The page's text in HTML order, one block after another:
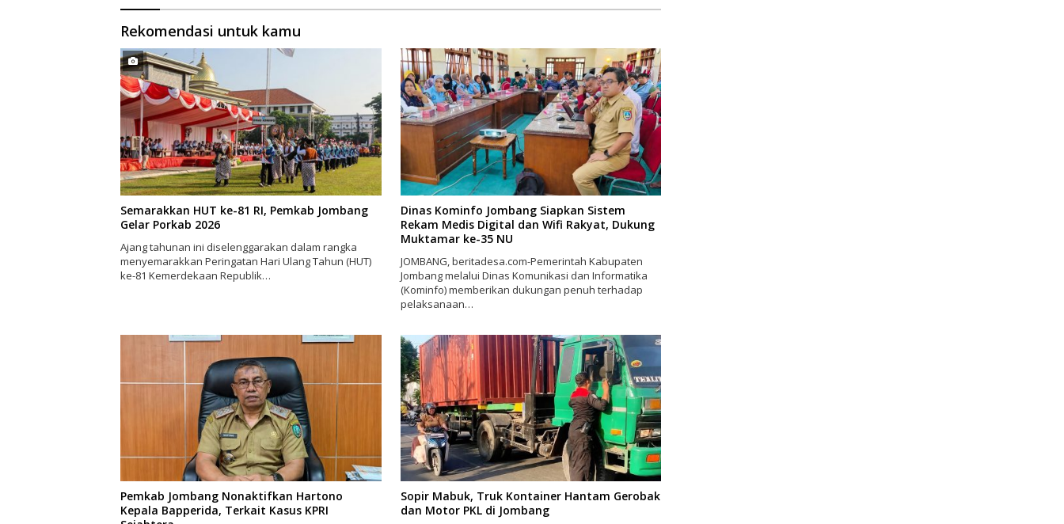
Rekomendasi untuk kamu
Semarakkan HUT ke-81 RI, Pemkab Jombang
Gelar Porkab 2026
Ajang tahunan ini diselenggarakan dalam rangka
menyemarakkan Peringatan Hari Ulang Tahun (HUT)
ke-81 Kemerdekaan Republik…
Dinas Kominfo Jombang Siapkan Sistem
Rekam Medis Digital dan Wifi Rakyat, Dukung
Muktamar ke-35 NU
JOMBANG, beritadesa.com-Pemerintah Kabupaten
Jombang melalui Dinas Komunikasi dan Informatika
(Kominfo) memberikan dukungan penuh terhadap
pelaksanaan…
Pemkab Jombang Nonaktifkan Hartono
Kepala Bapperida, Terkait Kasus KPRI
Sopir Mabuk, Truk Kontainer Hantam Gerobak
dan Motor PKL di Jombang